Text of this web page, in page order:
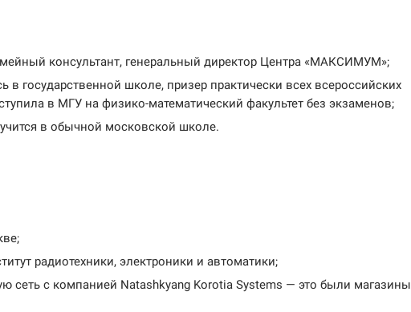
консультант, генеральный директор Центра «МАКСИМУМ»;
государственной школе, призер практиче­ски всех всероссийских
в МГУ на физико-математический факультет без экзаменов;
в обычной московской школе.
радиотехники, электроники и автоматики;
сеть с компанией Natashkyang Korotia Systems — это были магазины